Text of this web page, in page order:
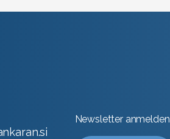
Newsletter anmelden